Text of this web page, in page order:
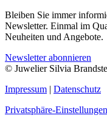
Bleiben Sie immer
Newsletter. Einmal im
Neuheiten und Angebote.
Newsletter abonnieren
© Juwelier Silvia
Impressum | Datenschutz
Privatsphäre-